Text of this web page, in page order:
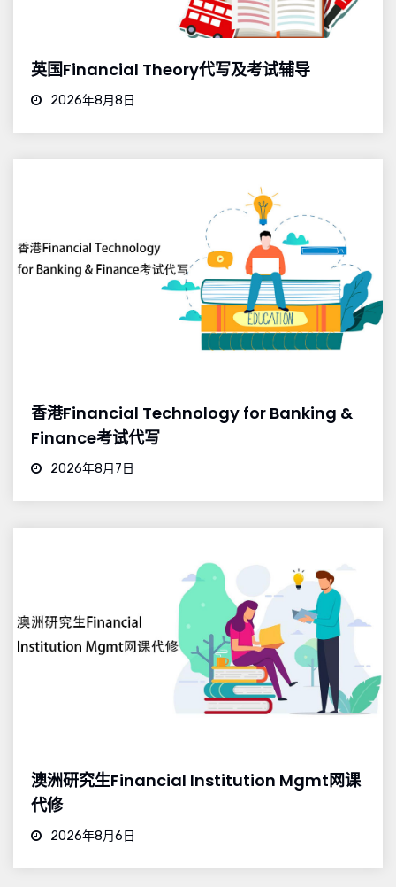
英国Financial Theory代写及考试辅导
2026年8月8日
香港Financial Technology for Banking &
Finance考试代写
2026年8月7日
澳洲研究生Financial Institution Mgmt网课
代修
2026年8月6日